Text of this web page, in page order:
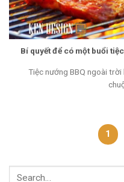
Bí quyết để có một buổi
Tiệc nướng BBQ ngoài
1